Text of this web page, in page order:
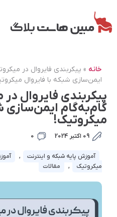
خانه » پیکربندی فایروال در
ایمن‌سازی شبکه با‌ فایروال
پیکربندی فایروال
گام‌به‌گام ایمن‌سازی
میکروتیک!
09 اکتبر 2024 0
آموزش پایه شبکه و اینترنت ,
میکروتیک
, مقالات